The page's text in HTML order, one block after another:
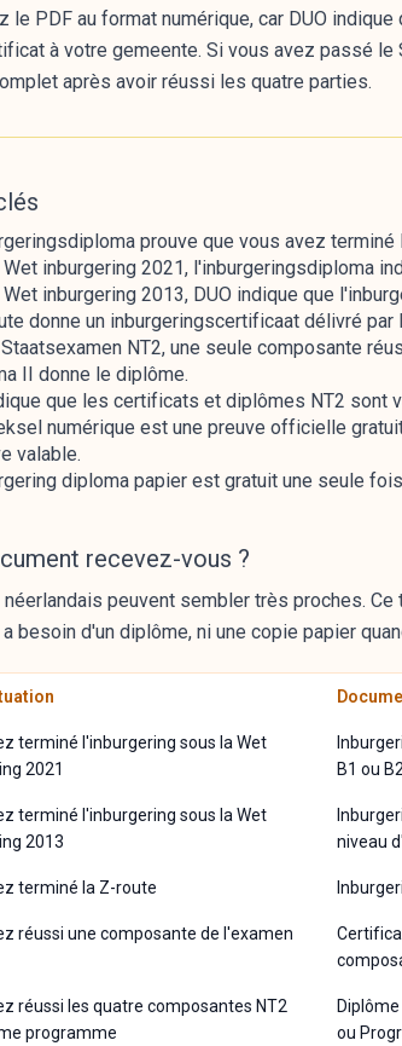
le PDF au format numérique, car DUO
à votre gemeente. Si vous avez passé
après avoir réussi les quatre parties.
prouve que vous avez
inburgering 2021, l'inburgeringsdiploma
inburgering 2013, DUO indique que
donne un inburgeringscertificaat délivré par
NT2, une seule composante
II donne le diplôme.
que les certificats et diplômes NT2 sont
numérique est une preuve officielle
valable.
diploma papier est gratuit une seule
recevez-vous ?
peuvent sembler très proches.
besoin d'un diplôme, ni une copie papier
terminé l'inburgering sous la Wet
2021
B1 ou B2
terminé l'inburgering sous la Wet
2013
niveau
terminé la Z-route
réussi une composante de l'examen
réussi les quatre composantes NT2
programme
ou